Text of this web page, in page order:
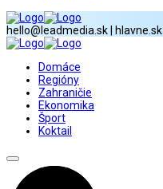
hello@leadmedia.sk | hlavne.sk
Domáce
Regióny
Zahraničie
Ekonomika
Šport
Koktail